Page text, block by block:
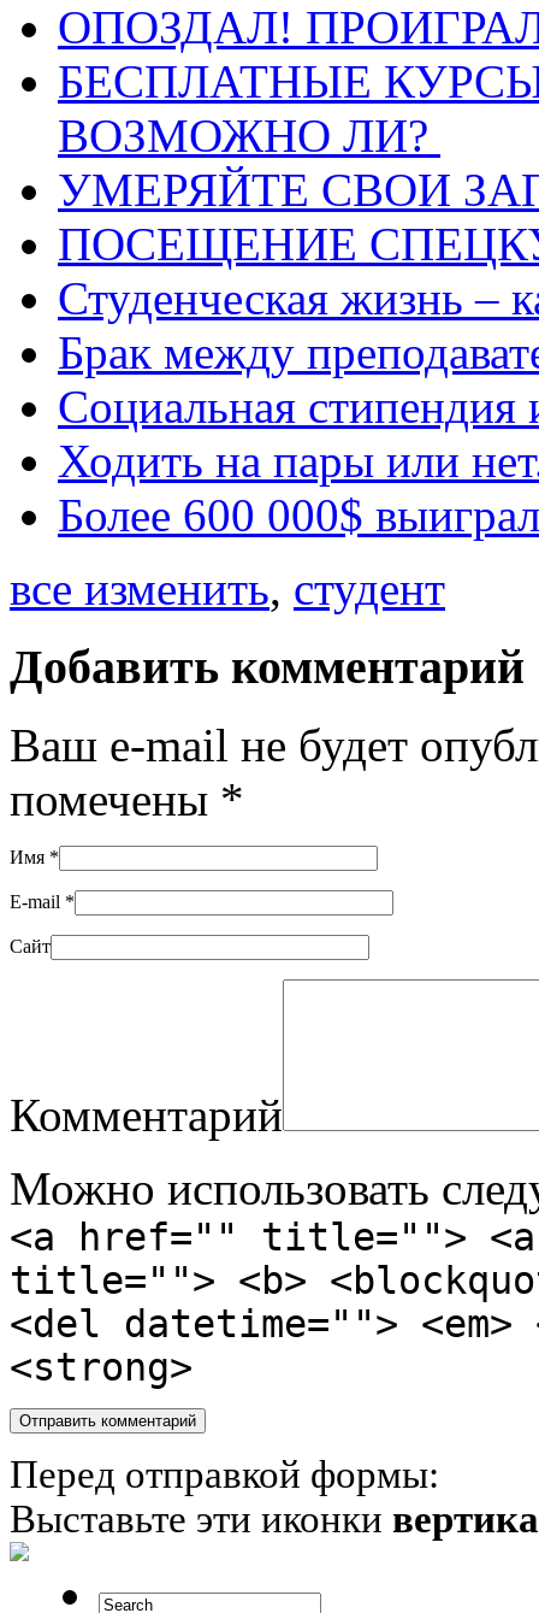
ОПОЗДАЛ!
БЕСПЛАТНЫЕ
ВОЗМОЖНО ЛИ?
УМЕРЯЙТЕ СВОИ
ПОСЕЩЕНИЕ
Студенческая жизнь –
Брак между
Социальная стипендия
Ходить на пары или
Более 600 000$
все изменить, студент
Добавить комментарий
Ваш e-mail не будет
помечены *
Имя *
E-mail *
Сайт
Комментарий
Можно использовать
<a href="" title="">
title=""> <b>
<del datetime="">
<strong>
Перед отправкой формы:
Выставьте эти иконки